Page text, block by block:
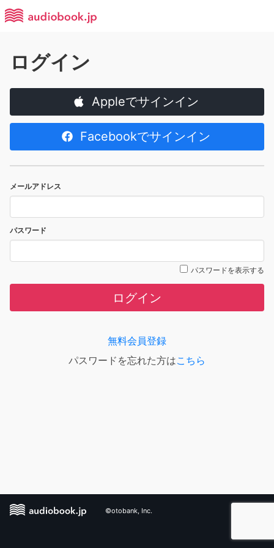
ログイン
Appleでサインイン
Facebookでサインイン
メールアドレス
パスワード
パスワードを表示する
ログイン
無料会員登録
パスワードを忘れた方はこちら
©otobank, Inc.